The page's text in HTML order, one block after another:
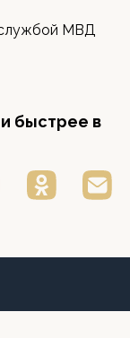
МВД
быстрее в